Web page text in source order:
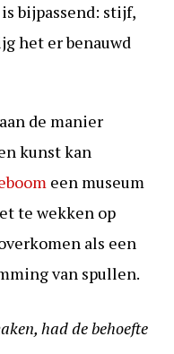
bijpassend: stijf,
het er benauwd
de manier
kunst kan
een museum
te wekken op
als een
van spullen.
had de behoefte